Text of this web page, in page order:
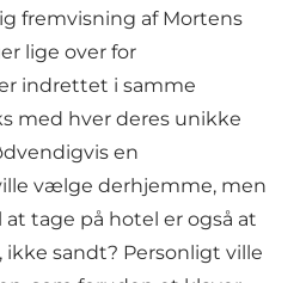
fremvisning af Mortens
lige over for
indrettet i samme
med hver deres unikke
en
vælge derhjemme, men
tage på hotel er også at
sandt? Personligt ville